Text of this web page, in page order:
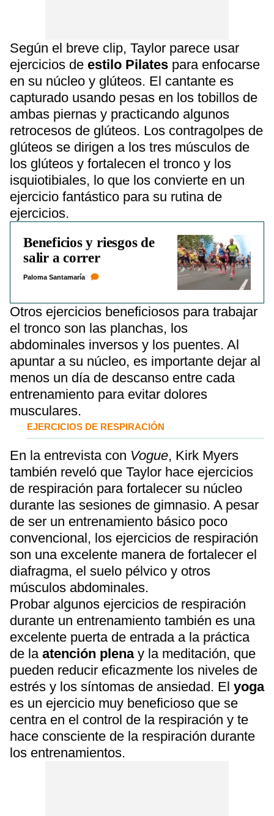
Según el breve clip, Taylor parece usar
ejercicios de estilo Pilates para enfocarse
en su núcleo y glúteos. El cantante es
capturado usando pesas en los tobillos de
ambas piernas y practicando algunos
retrocesos de glúteos. Los contragolpes de
glúteos se dirigen a los tres músculos de
los glúteos y fortalecen el tronco y los
isquiotibiales, lo que los convierte en un
ejercicio fantástico para su rutina de
ejercicios.
Beneficios y riesgos de
salir a correr
Paloma Santamaría
Otros ejercicios beneficiosos para trabajar
el tronco son las planchas, los
abdominales inversos y los puentes. Al
apuntar a su núcleo, es importante dejar al
menos un día de descanso entre cada
entrenamiento para evitar dolores
musculares.
EJERCICIOS DE RESPIRACIÓN
En la entrevista con Vogue, Kirk Myers
también reveló que Taylor hace ejercicios
de respiración para fortalecer su núcleo
durante las sesiones de gimnasio. A pesar
de ser un entrenamiento básico poco
convencional, los ejercicios de respiración
son una excelente manera de fortalecer el
diafragma, el suelo pélvico y otros
músculos abdominales.
Probar algunos ejercicios de respiración
durante un entrenamiento también es una
excelente puerta de entrada a la práctica
de laatención plenay la meditación, que
pueden reducir eficazmente los niveles de
estrés y los síntomas de ansiedad. El yoga
es un ejercicio muy beneficioso que se
centra en el control de la respiración y te
hace consciente de la respiración durante
los entrenamientos.